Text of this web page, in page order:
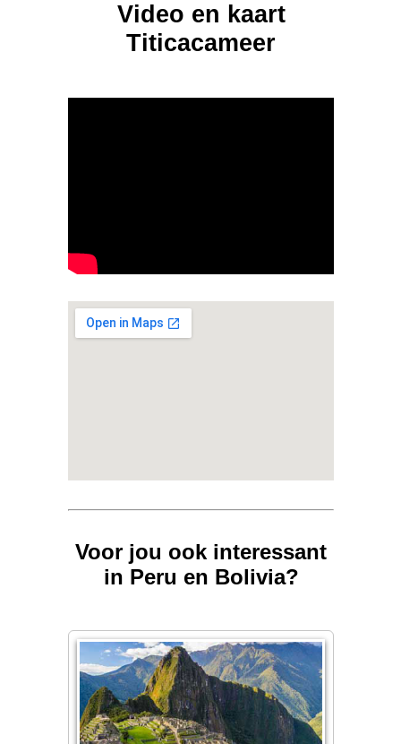
Video en kaart
Titicacameer
Voor jou ook interessant
in Peru en Bolivia?